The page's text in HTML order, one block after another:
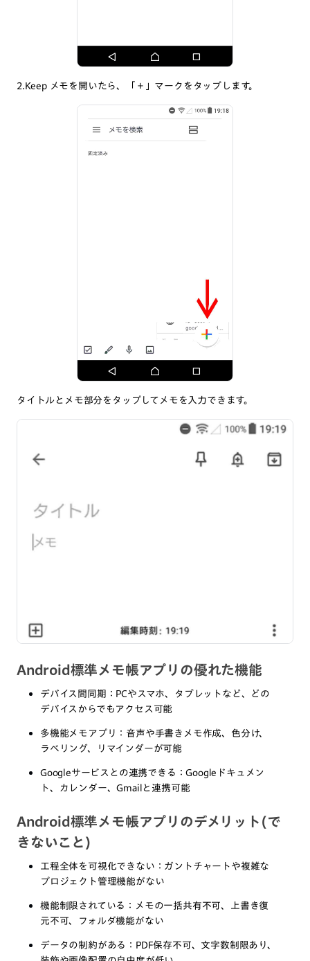
2.Keep メモを開いたら、「＋」マークをタップします。
タイトルとメモ部分をタップしてメモを入力できます。
Android標準メモ帳アプリの優れた機能
デバイス間同期：PCやスマホ、タブレットなど、どの
デバイスからでもアクセス可能
多機能メモアプリ：音声や手書きメモ作成、色分け、
ラベリング、リマインダーが可能
Googleサービスとの連携できる：Googleドキュメン
ト、カレンダー、Gmailと連携可能
Android標準メモ帳アプリのデメリット(で
きないこと)
工程全体を可視化できない：ガントチャートや複雑な
プロジェクト管理機能がない
機能制限されている：メモの一括共有不可、上書き復
元不可、フォルダ機能がない
データの制約がある：PDF保存不可、文字数制限あり、